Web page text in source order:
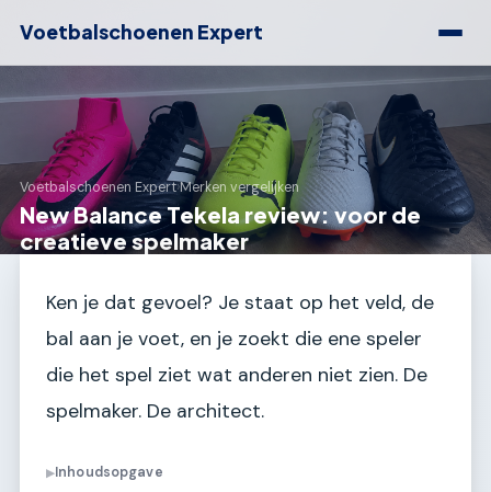
Voetbalschoenen Expert
Voetbalschoenen Expert›Merken vergelijken
New Balance Tekela review: voor de
creatieve spelmaker
Ken je dat gevoel? Je staat op het veld, de
bal aan je voet, en je zoekt die ene speler
die het spel ziet wat anderen niet zien. De
spelmaker. De architect.
▶Inhoudsopgave